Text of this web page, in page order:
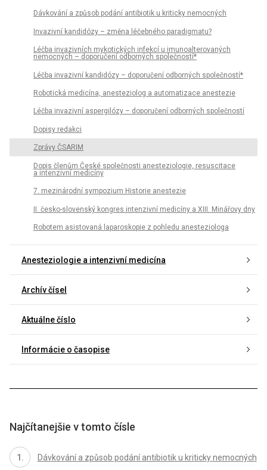
Dávkování a způsob podání antibiotik u kriticky nemocných
Invazivní kandidózy – změna léčebného paradigmatu?
Léčba invazivních mykotických infekcí u imunoalterovaných
nemocných – doporučení odborných společností*
Léčba invazivní kandidózy – doporučení odborných společností*
Robotická medicína, anesteziolog a automatizace anestezie
Léčba invazivní aspergilózy – doporučení odborných společností
Dopisy redakci
Zprávy ČSARIM
Dopis členům České společnosti anesteziologie, resuscitace
a intenzivní medicíny
7. mezinárodní sympozium Historie anestezie
II. česko-slovenský kongres intenzivní medicíny a XIII. Minářovy dny
Robotem asistovaná laparoskopie z pohledu anesteziologa
Anesteziologie a intenzivní medicína
Archív čísel
Aktuálne číslo
Informácie o časopise
Najčítanejšie v tomto čísle
Dávkování a způsob podání antibiotik u kriticky nemocných